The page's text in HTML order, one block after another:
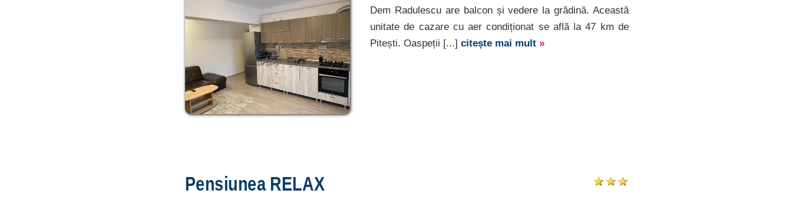
Dem Radulescu are balcon și vedere la grădină. Această
unitate de cazare cu aer condiționat se află la 47 km de
Pitești. Oaspeții [...] citește mai mult »
Pensiunea RELAX